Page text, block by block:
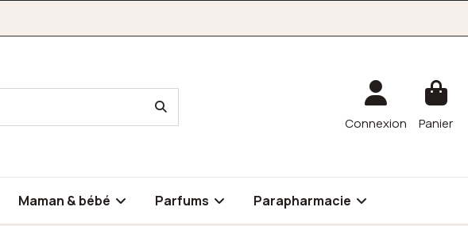
Connexion Panier
Maman & bébé Parfums Parapharmacie